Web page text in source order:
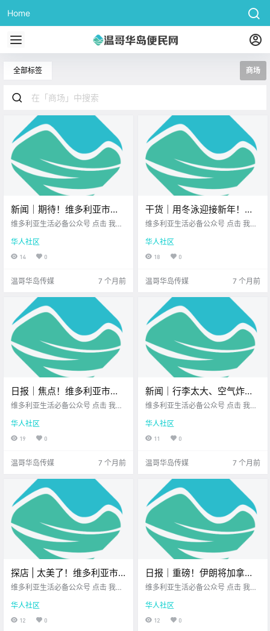
Home
全部标签 商场
新闻｜期待！维多利亚市中
心将举办跨年倒数庆典！罕
美观鸟圈！
维多利亚生活必备公众号 点击 我在
想一直在你身边 大家周一好呀～
新年的脚步越来越近了 在即将辞旧
华人社区
14 0
温哥华岛传媒 7 个月前
干货｜用冬泳迎接新年！维
多利亚元旦Polar Bear Dip
维多利亚生活必备公众号 点击 我在
想一直在你身边 想不想用一次真正
“透心凉”的方式 开启新的一年？ P
华人社区
18 0
温哥华岛传媒 7 个月前
日报｜焦点！维多利亚市中
心一男子骚扰路人并盗窃珠
火灾全损！
维多利亚生活必备公众号 点击 我在
想一直在你身边 公元2025年12月29
日 农历11月10日 星期一 摩羯座 <
华人社区
19 0
温哥华岛传媒 7 个月前
新闻｜行李太大、空气炸锅
不给退？这些都不是打911的
年最离谱停电现场！
维多利亚生活必备公众号 点击 我在
我想一直在你身边 大家周二好呀～
新年的脚步越来越近了 在即将辞旧
迎新的时刻 先一起来看看 今天的新
华人社区
11 0
温哥华岛传媒 7 个月前
探店 | 太美了！维多利亚市
中心新开精品杂货店，逛店
维多利亚生活必备公众号 点击 我在
我想一直在你身边 维多利亚市中心
前几天刚刚开业了 一家精品杂货店S
abayon’s 位置就在Bay Centre里 原
华人社区
12 0
日报｜重磅！伊朗将加拿大
海军列为恐怖组织！UVic拟
建设3,800套住宅！
维多利亚生活必备公众号 点击 我在
我想一直在你身边 公元2025年12月
30日 农历11月11日 星期二 摩羯座
< 今日黄历 > 维多利亚本周气象预
华人社区
12 0